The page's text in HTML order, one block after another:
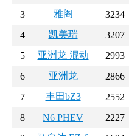
3
雅阁 3234
4
凯美瑞 3207
5
亚洲龙 混动 2993
6
亚洲龙 2866
7
丰田bZ3 2552
8
N6 PHEV 2227